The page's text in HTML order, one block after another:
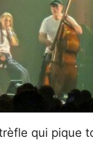
trèfle qui pique